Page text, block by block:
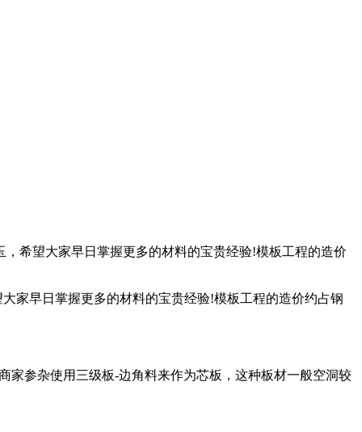
希望大家早日掌握更多的材料的宝贵经验!模板工程的造价
家早日掌握更多的材料的宝贵经验!模板工程的造价约占钢
家参杂使用三级板-边角料来作为芯板，这种板材一般空洞较